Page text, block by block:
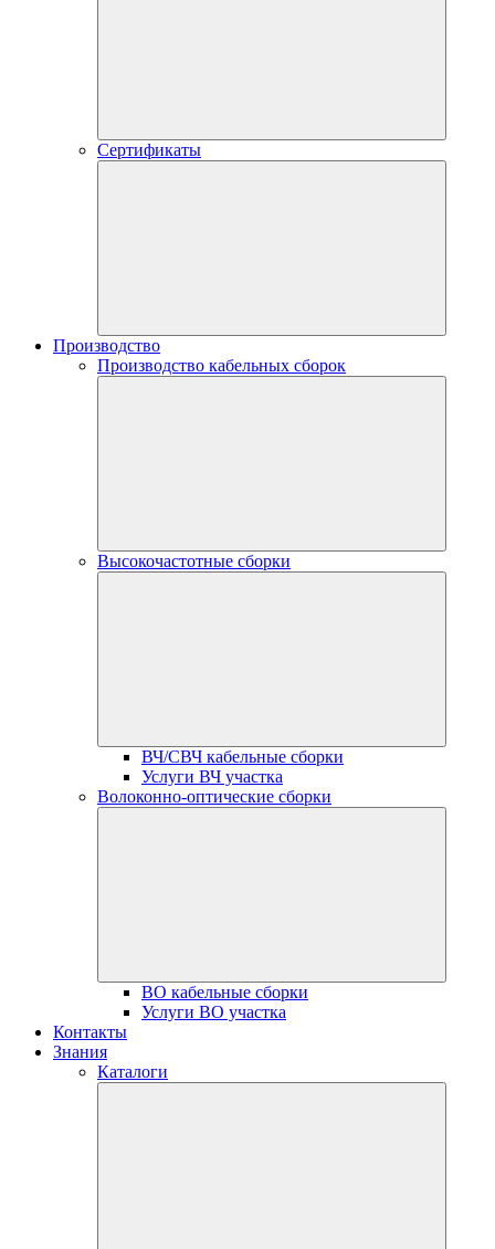
Сертификаты
Производство
Производство кабельных сборок
Высокочастотные сборки
ВЧ/СВЧ кабельные сборки
Услуги ВЧ участка
Волоконно-оптические сборки
ВО кабельные сборки
Услуги ВО участка
Контакты
Знания
Каталоги